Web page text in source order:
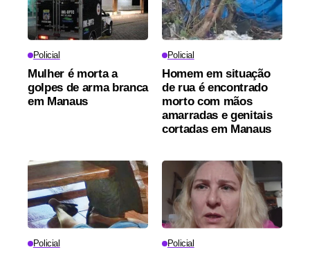
Policial
Mulher é morta a
golpes de arma branca
em Manaus
Policial
Homem em situação
de rua é encontrado
morto com mãos
amarradas e genitais
cortadas em Manaus
Policial Policial